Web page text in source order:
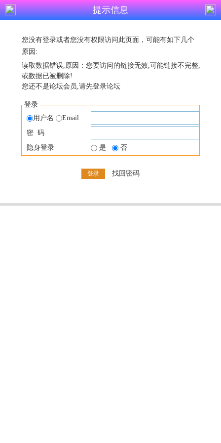
提示信息
您没有登录或者您没有权限访问此页面，可能有如下几个
原因:
读取数据错误,原因：您要访问的链接无效,可能链接不完整,
或数据已被删除!
您还不是论坛会员,请先登录论坛
登录
用户名
Email
密 码
隐身登录
是 否
找回密码